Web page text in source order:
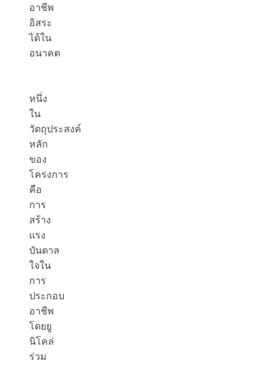
อาชีพ
อิสระ
ได้ใน
อนาคต
หนึ่ง
ใน
วัตถุประสงค์
หลัก
ของ
โครงการ
คือ
การ
สร้าง
แรง
บันดาล
ใจใน
การ
ประกอบ
อาชีพ
โดยยู
นิโคล่
ร่วม